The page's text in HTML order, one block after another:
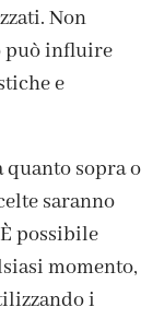
Non
può influire
e
quanto sopra o
saranno
possibile
momento,
i